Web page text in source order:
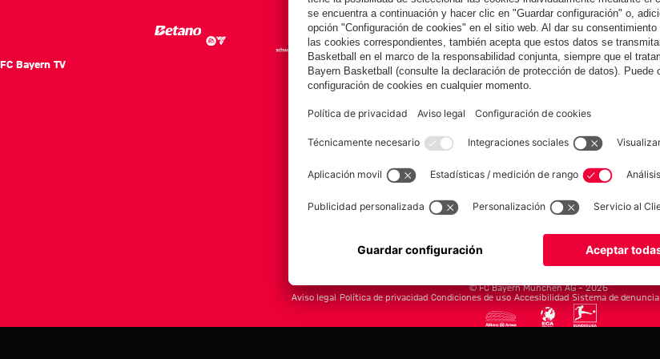
FC Bayern TV
FC Bayern.com
Noticias
Club
© FC Bayern München AG – 2026
Aviso legal Política de privacidad Condiciones de uso Accesibilidad Sistema de denuncia